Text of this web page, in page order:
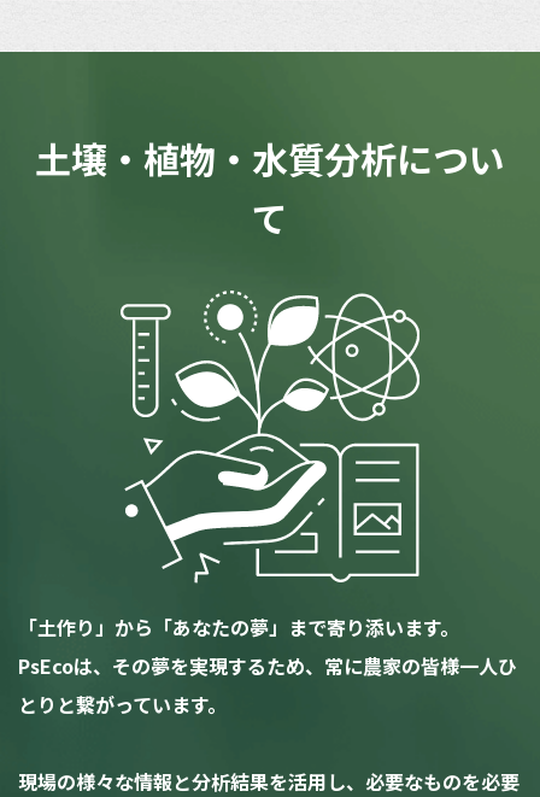
土壌・植物・水質分析につい
て
「土作り」から「あなたの夢」まで寄り添います。
PsEcoは、その夢を実現するため、常に農家の皆様一人ひ
とりと繋がっています。
現場の様々な情報と分析結果を活用し、必要なものを必要